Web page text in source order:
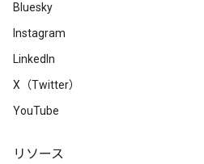
Bluesky
Instagram
LinkedIn
X（Twitter）
YouTube
リソース